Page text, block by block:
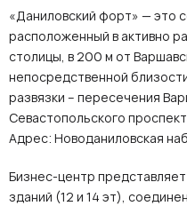
«Даниловский форт» — это
расположенный в активно
столицы, в 200 м от
непосредственной
развязки – пересечения
Севастопольского
Адрес: Новоданиловская
Бизнес-центр
зданий (12 и 14 эт),